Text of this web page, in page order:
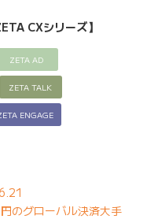
CXシリーズ】
ZETA AD
ZETA TALK
ENGAGE
のグローバル決済大手